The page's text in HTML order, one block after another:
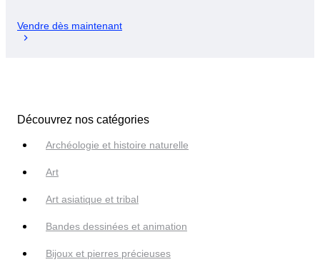
Vendre dès maintenant
Découvrez nos catégories
Archéologie et histoire naturelle
Art
Art asiatique et tribal
Bandes dessinées et animation
Bijoux et pierres précieuses